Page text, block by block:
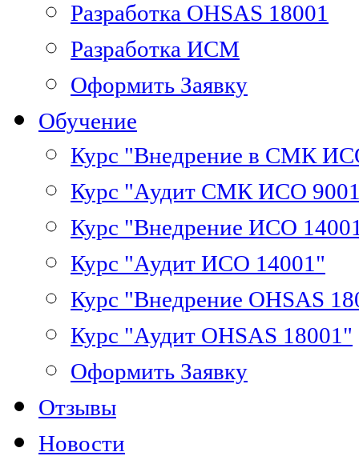
Разработка OHSAS 18001
Разработка ИСМ
Оформить Заявку
Обучение
Курс "Внедрение в СМК
Курс "Аудит СМК ИСО
Курс "Внедрение ИСО
Курс "Аудит ИСО 14001"
Курс "Внедрение OHSAS
Курс "Аудит OHSAS 18001"
Оформить Заявку
Отзывы
Новости